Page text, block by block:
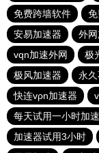
免费跨墙软件
安易加速器
外
vqn加速外网
极
极风加速器
永
快连vρn加速器
每天试用一小时加
加速器试用3小时